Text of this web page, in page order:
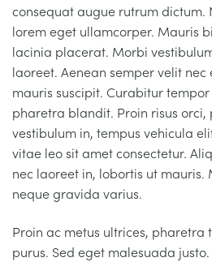
consequat augue rutrum
lorem eget ullamcorper. Mauris
lacinia placerat. Morbi
laoreet. Aenean semper velit
mauris suscipit. Curabitur
pharetra blandit. Proin risus
vestibulum in, tempus vehicula
vitae leo sit amet consectetur.
nec laoreet in, lobortis ut mauris.
neque gravida varius.
Proin ac metus ultrices, pharetra
purus. Sed eget malesuada